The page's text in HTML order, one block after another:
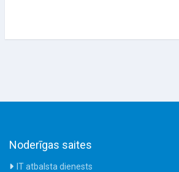
Noderīgas saites
IT atbalsta dienests